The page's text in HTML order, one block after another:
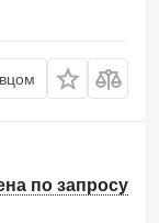
по запросу